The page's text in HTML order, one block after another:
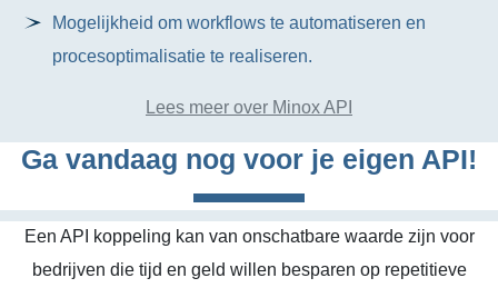
Mogelijkheid om workflows te automatiseren en
procesoptimalisatie te realiseren.
Lees meer over Minox API
Ga vandaag nog voor je eigen API!
Een API koppeling kan van onschatbare waarde zijn voor
bedrijven die tijd en geld willen besparen op repetitieve